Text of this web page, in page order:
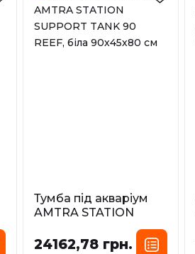
Тумба під акваріум
AMTRA STATION
SUPPORT TANK 90
REEF, біла 90х45х80
24162,78 грн.